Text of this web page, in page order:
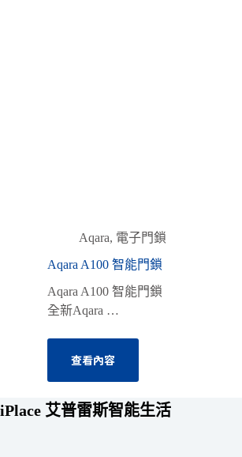
Aqara, 電子門鎖
Aqara A100 智能門鎖
Aqara A100 智能門鎖
全新Aqara …
查看內容
iPlace 艾普雷斯智能生活